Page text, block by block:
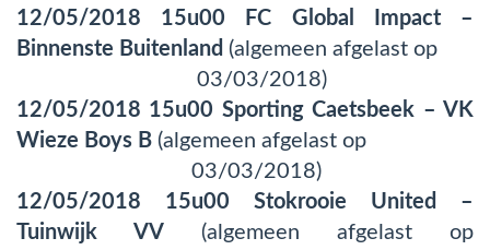
12/05/2018 15u00 FC Global Impact –
Binnenste Buitenland (algemeen afgelast op
03/03/2018)
12/05/2018 15u00 Sporting Caetsbeek – VK
Wieze Boys B (algemeen afgelast op
03/03/2018)
12/05/2018 15u00 Stokrooie United –
Tuinwijk VV (algemeen afgelast op